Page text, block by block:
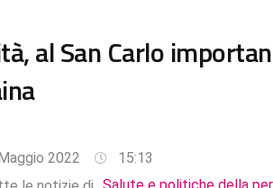
al San Carlo
2022
15:13
Salute e politiche della